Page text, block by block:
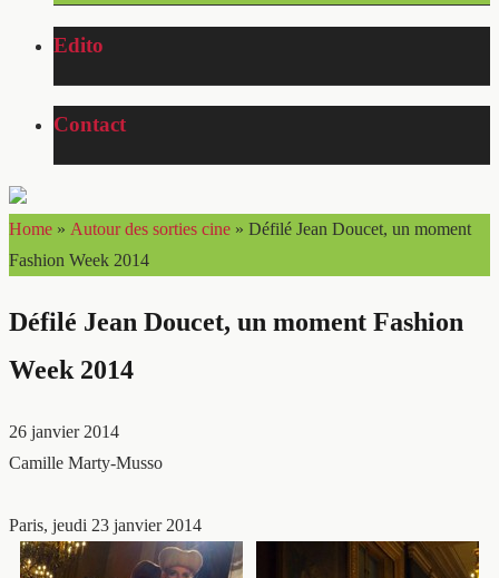
Edito
Contact
Home » Autour des sorties cine » Défilé Jean Doucet, un moment
Fashion Week 2014
Défilé Jean Doucet, un moment Fashion
Week 2014
26 janvier 2014
Camille Marty-Musso
Paris, jeudi 23 janvier 2014